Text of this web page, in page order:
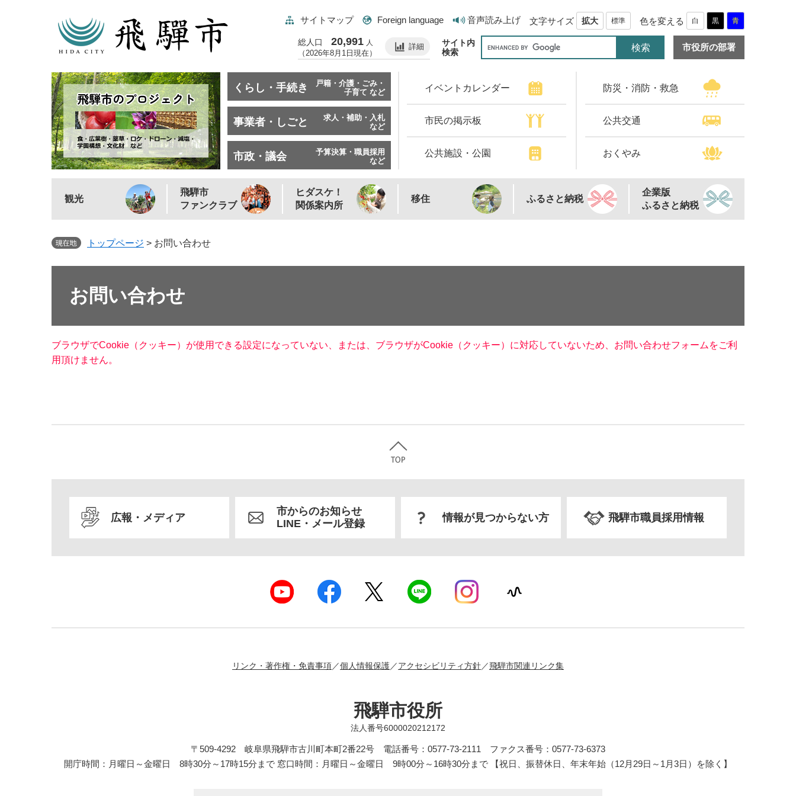
サイトマップ Foreign language 音声読み上げ 文字サイズ 拡大 標準 色を変える 白 黒 青
総人口 20,991 人
（2026年8月1日現在）
詳細
サイト内
検索
市役所の部署
くらし・手続き
戸籍・介護・ごみ・
子育て など
事業者・しごと
求人・補助・入札
など
市政・議会
予算決算・職員採用
など
イベントカレンダー 防災・消防・救急
市民の掲示板 公共交通
公共施設・公園 おくやみ
観光
飛騨市
ファンクラブ
ヒダスケ！
関係案内所
移住 ふるさと納税
企業版
ふるさと納税
トップページ > お問い合わせ
お問い合わせ
ブラウザでCookie（クッキー）が使用できる設定になっていない、または、ブラウザがCookie（クッキー）に対応していないため、お問い合わせフォームをご利
用頂けません。
広報・メディア
市からのお知らせ
LINE・メール登録
情報が見つからない方 飛騨市職員採用情報
リンク・著作権・免責事項 個人情報保護 アクセシビリティ方針 飛騨市関連リンク集
飛騨市役所
法人番号6000020212172
〒509-4292 岐阜県飛騨市古川町本町2番22号
電話番号：0577-73-2111 ファクス番号：0577-73-6373
開庁時間：月曜日～金曜日 8時30分～17時15分まで 窓口時間：月曜日～金曜日 9時00分～16時30分まで 【祝日、振替休日、年末年始（12月29日～1月3日）を除く】